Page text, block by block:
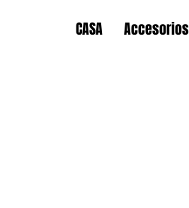
CASA Accesorios